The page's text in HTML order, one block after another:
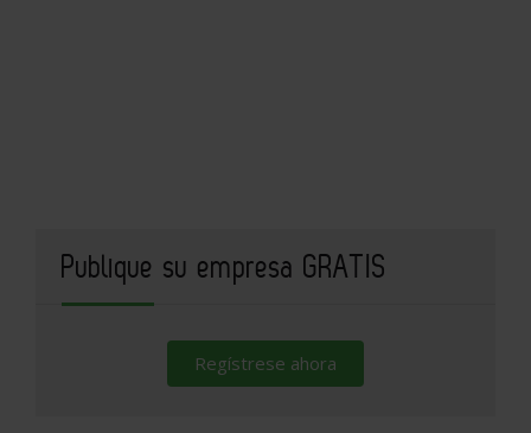
Publique su empresa GRATIS
Regístrese ahora